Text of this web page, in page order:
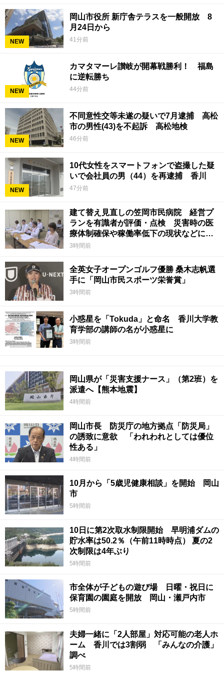
NEW
岡山市役所 新庁舎テラスを一般開放 8
月24日から
41分前
NEW
カマタマーレ讃岐が開幕戦勝利！ 福島
に逆転勝ち
44分前
NEW
不同意性交等未遂の疑いで7月逮捕 高松
市の男性(43)を不起訴 高松地検
46分前
NEW
10代女性をスマートフォンで盗撮した疑
いで会社員の男（44）を再逮捕 香川
47分前
建て替え見直しの笠岡市民病院 経営プ
ランを有識者が評価・点検 災害時の医
療体制確保や稼働率低下の現状などに意
見 岡山
3時間前
全英女子オープンゴルフ優勝 桑木志帆選
手に「岡山市民スポーツ栄誉賞」
3時間前
小惑星を「Tokuda」と命名 香川大学教
育学部の講師の名が小惑星に
3時間前
岡山県が「災害支援ナース」（第2班）を
派遣へ【熊本地震】
4時間前
岡山市長 防災庁の地方拠点「防災局」
の誘致に意欲 「われわれとしては優位
性ある」
4時間前
10月から「5歳児健康相談」を開始 岡山
市
5時間前
10日に第2次取水制限開始 早明浦ダムの
貯水率は50.2％（午前11時時点） 夏の2
次制限は4年ぶり
5時間前
市全体が子どもの遊び場 日曜・祝日に
保育園の園庭を開放 岡山・瀬戸内市
5時間前
夫婦一緒に「2人部屋」対応可能の老人ホ
ーム 香川では3割弱 「みんなの介護」
調べ
5時間前